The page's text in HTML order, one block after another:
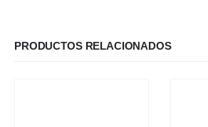
PRODUCTOS RELACIONADOS